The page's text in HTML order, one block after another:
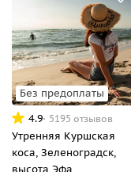
Без предоплаты
4.9 5195 отзывов
Утренняя Куршская
коса, Зеленоградск,
высота Эфа,